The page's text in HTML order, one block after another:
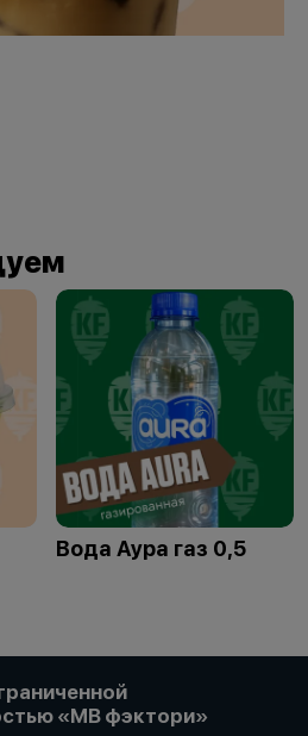
Вода Аура газ 0,5
«МВ фэктори»